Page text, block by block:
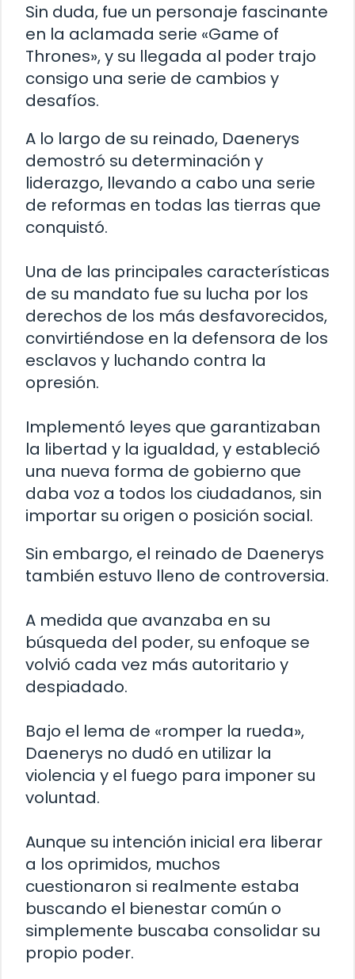
Sin duda, fue un personaje fascinante
en la aclamada serie «Game of
Thrones», y su llegada al poder trajo
consigo una serie de cambios y
desafíos.
A lo largo de su reinado, Daenerys
demostró su determinación y
liderazgo, llevando a cabo una serie
de reformas en todas las tierras que
conquistó.
Una de las principales características
de su mandato fue su lucha por los
derechos de los más desfavorecidos,
convirtiéndose en la defensora de los
esclavos y luchando contra la
opresión.
Implementó leyes que garantizaban
la libertad y la igualdad, y estableció
una nueva forma de gobierno que
daba voz a todos los ciudadanos, sin
importar su origen o posición social.
Sin embargo, el reinado de Daenerys
también estuvo lleno de controversia.
A medida que avanzaba en su
búsqueda del poder, su enfoque se
volvió cada vez más autoritario y
despiadado.
Bajo el lema de «romper la rueda»,
Daenerys no dudó en utilizar la
violencia y el fuego para imponer su
voluntad.
Aunque su intención inicial era liberar
a los oprimidos, muchos
cuestionaron si realmente estaba
buscando el bienestar común o
simplemente buscaba consolidar su
propio poder.